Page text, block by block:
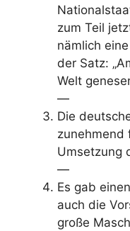
zum Teil
nämlich
der Satz:
Welt
—
Die
zunehmend
Umsetzung
—
Es gab
auch die
große